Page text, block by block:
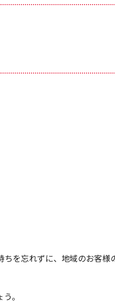
を忘れずに、地域のお客様
。